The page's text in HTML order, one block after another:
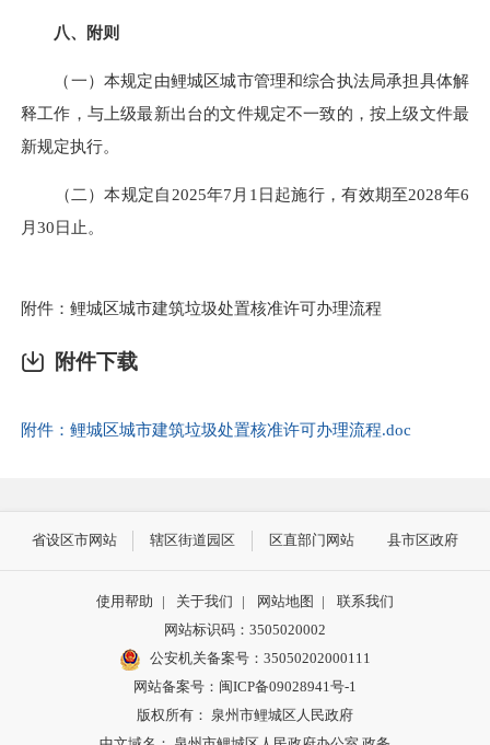
八、附则
（一）本规定由鲤城区城市管理和综合执法局承担具体解
释工作，与上级最新出台的文件规定不一致的，按上级文件最
新规定执行。
（二）本规定自2025年7月1日起施行，有效期至2028年6
月30日止。
附件：鲤城区城市建筑垃圾处置核准许可办理流程
附件下载
附件：鲤城区城市建筑垃圾处置核准许可办理流程.doc
省设区市网站 辖区街道园区 区直部门网站 县市区政府
使用帮助 | 关于我们 | 网站地图 |
联系我们
网站标识码：3505020002
公安机关备案号：35050202000111
网站备案号：闽ICP备09028941号-1
版权所有： 泉州市鲤城区人民政府